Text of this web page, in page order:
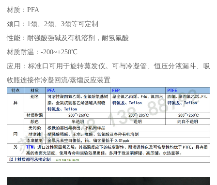
材质：PFA
颈口：1颈、2颈、3颈等可定制
性能：耐强酸强碱及有机溶剂，耐氢氟酸
材质耐温：-200~+250℃
应用：标准口可用于旋转蒸发仪。可与冷凝管、恒压分液漏斗、吸
收瓶连接作冷凝回流/蒸馏反应装置